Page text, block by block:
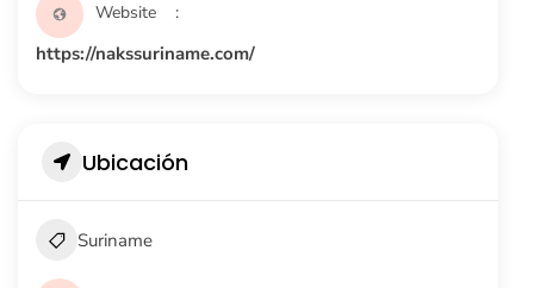
Website
https://nakssuriname.com/
Ubicación
Suriname